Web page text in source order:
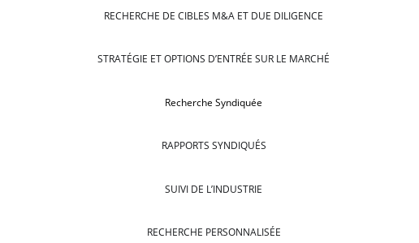
RECHERCHE DE CIBLES M&A ET DUE DILIGENCE
STRATÉGIE ET OPTIONS D’ENTRÉE SUR LE MARCHÉ
Recherche Syndiquée
RAPPORTS SYNDIQUÉS
SUIVI DE L’INDUSTRIE
RECHERCHE PERSONNALISÉE